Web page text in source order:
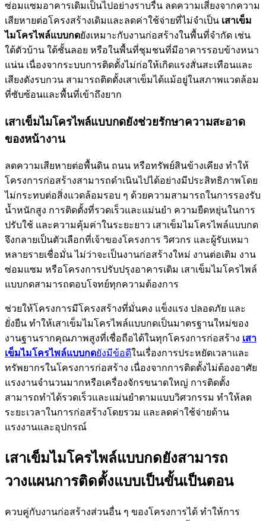
ซ่อมแซมอาคารเดิมเป็นไปอย่างราบรื่น ลดความเสี่ยงจากความ
เสียหายต่อโครงสร้างเดิมและลดค่าใช้จ่ายที่ไม่จำเป็น เสาเข็ม
ไมโครไพล์แบบกดยังเหมาะกับงานก่อสร้างในพื้นที่จำกัด เช่น
ใต้ตัวบ้าน ใต้ชั้นลอย หรือในพื้นที่ชุมชนที่มีอาคารรอบข้างหนา
แน่น เนื่องจากระบบการติดตั้งไม่ก่อให้เกิดแรงสั่นสะเทือนและ
เสียงดังรบกวน สามารถติดตั้งเสาเข็มได้แม้อยู่ในสภาพแวดล้อม
ที่ซับซ้อนและพื้นที่เข้าถึงยาก
เสาเข็มไมโครไพล์แบบกดยังช่วยรักษาความสะอาด
ของหน้างาน
ลดความเสียหายต่อพื้นดิน ถนน หรือทรัพย์สินข้างเคียง ทำให้
โครงการก่อสร้างสามารถดำเนินไปได้อย่างมีประสิทธิภาพโดย
ไม่กระทบต่อสิ่งแวดล้อมรอบ ๆ ด้วยความสามารถในการรองรับ
น้ำหนักสูง การติดตั้งที่รวดเร็วและแม่นยำ ความยืดหยุ่นในการ
ปรับใช้ และความคุ้มค่าในระยะยาว เสาเข็มไมโครไพล์แบบกด
จึงกลายเป็นตัวเลือกที่เจ้าของโครงการ วิศวกร และผู้รับเหมา
หลายรายเชื่อมั่น ไม่ว่าจะเป็นงานก่อสร้างใหม่ งานต่อเติม งาน
ซ่อมแซม หรือโครงการปรับปรุงอาคารเดิม เสาเข็มไมโครไพล์
แบบกดสามารถตอบโจทย์ทุกความต้องการ
ช่วยให้โครงการมีโครงสร้างที่มั่นคง แข็งแรง ปลอดภัย และ
ยั่งยืน ทำให้เสาเข็มไมโครไพล์แบบกดเป็นมาตรฐานใหม่ของ
งานฐานรากคุณภาพสูงที่เชื่อถือได้ในทุกโครงการก่อสร้าง เสา
เข็มไมโครไพล์แบบกดยังมีข้อดีในเรื่องการประหยัดเวลาและ
ทรัพยากรในโครงการก่อสร้าง เนื่องจากการติดตั้งไม่ต้องอาศัย
แรงงานจำนวนมากหรือเครื่องจักรขนาดใหญ่ การติดตั้ง
สามารถทำได้รวดเร็วและแม่นยำตามแบบวิศวกรรม ทำให้ลด
ระยะเวลาในการก่อสร้างโดยรวม และลดค่าใช้จ่ายด้าน
แรงงานและอุปกรณ์
เสาเข็มไมโครไพล์แบบกดยังสามารถ
วางแผนการติดตั้งแบบเป็นขั้นเป็นตอน
ควบคู่กับงานก่อสร้างส่วนอื่น ๆ ของโครงการได้ ทำให้การ